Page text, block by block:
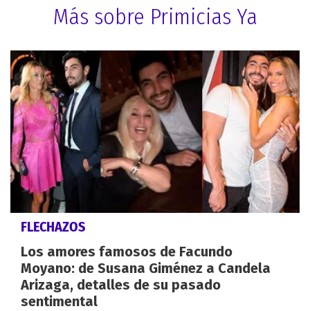
Más sobre Primicias Ya
FLECHAZOS
Los amores famosos de Facundo
Moyano: de Susana Giménez a Candela
Arizaga, detalles de su pasado
sentimental